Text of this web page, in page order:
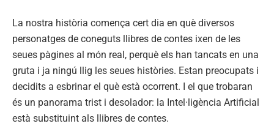
La nostra història comença cert dia en què diversos
personatges de coneguts llibres de contes ixen de les
seues pàgines al món real, perquè els han tancats en una
gruta i ja ningú llig les seues històries. Estan preocupats i
decidits a esbrinar el què està ocorrent. I el que trobaran
és un panorama trist i desolador: la Intel·ligència Artificial
està substituint als llibres de contes.